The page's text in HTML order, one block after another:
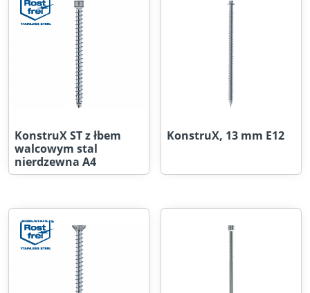
KonstruX ST z łbem
walcowym stal
nierdzewna A4
KonstruX, 13 mm E12